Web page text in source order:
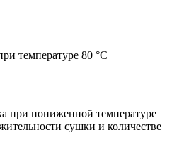
температуре 80 °C
при пониженной температуре
сушки и количестве